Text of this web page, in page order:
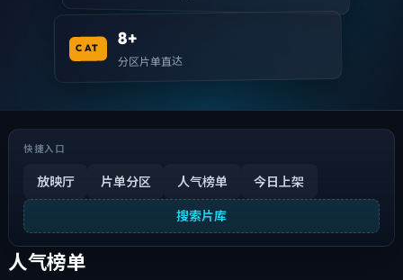
CAT 8+
分区片单直达
快捷入口
放映厅 片单分区 人气榜单 今日上架
搜索片库
人气榜单